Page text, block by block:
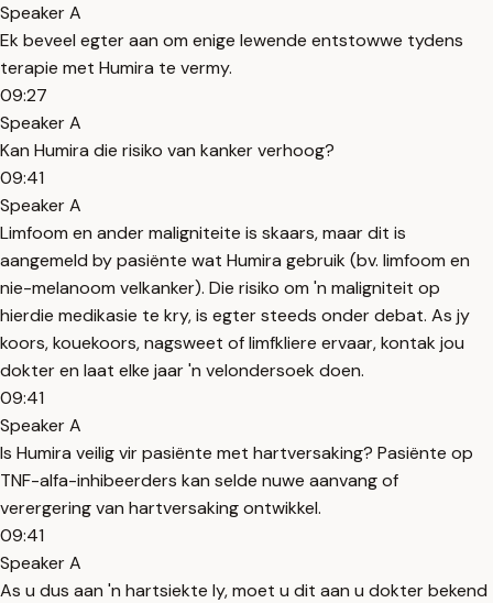
Speaker A
Ek beveel egter aan om enige lewende entstowwe tydens
terapie met Humira te vermy.
09:27
Speaker A
Kan Humira die risiko van kanker verhoog?
09:41
Speaker A
Limfoom en ander maligniteite is skaars, maar dit is
aangemeld by pasiënte wat Humira gebruik (bv. limfoom en
nie-melanoom velkanker). Die risiko om 'n maligniteit op
hierdie medikasie te kry, is egter steeds onder debat. As jy
koors, kouekoors, nagsweet of limfkliere ervaar, kontak jou
dokter en laat elke jaar 'n velondersoek doen.
09:41
Speaker A
Is Humira veilig vir pasiënte met hartversaking? Pasiënte op
TNF-alfa-inhibeerders kan selde nuwe aanvang of
verergering van hartversaking ontwikkel.
09:41
Speaker A
As u dus aan 'n hartsiekte ly, moet u dit aan u dokter bekend